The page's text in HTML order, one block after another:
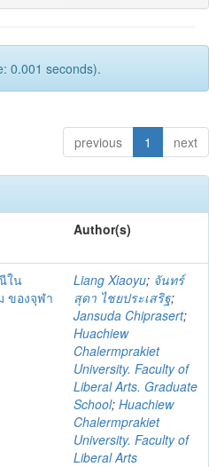
0.001 seconds).
previous 1 next
Author(s)
ใน
ของจุฬา
Liang Xiaoyu; จันทร์
สุดา ไชยประเสริฐ;
Jansuda Chiprasert;
Huachiew
Chalermprakiet
University. Faculty of
Liberal Arts. Graduate
School; Huachiew
Chalermprakiet
University. Faculty of
Liberal Arts